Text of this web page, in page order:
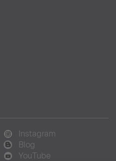
Instagram
Blog
YouTube